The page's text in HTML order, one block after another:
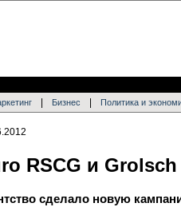
Бизнес Политика и
RSCG и
сделало новую